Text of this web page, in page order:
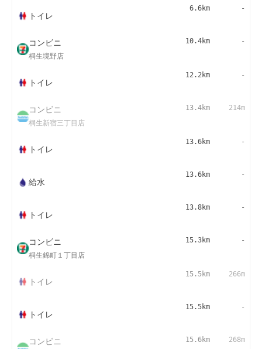
トイレ
6.6km -
コンビニ
桐生境野店
10.4km -
トイレ
12.2km -
コンビニ
桐生新宿三丁目店
13.4km 214m
トイレ
13.6km -
給水
13.6km -
トイレ
13.8km -
コンビニ
桐生錦町１丁目店
15.3km -
トイレ
15.5km 266m
トイレ
15.5km -
コンビニ 15.6km 268m